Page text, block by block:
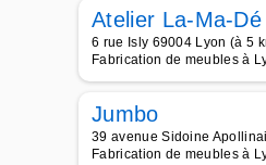
Atelier La-Ma-Dé
6 rue Isly 69004 Lyon (à 5
Fabrication de meubles à
Jumbo
39 avenue Sidoine
Fabrication de meubles à